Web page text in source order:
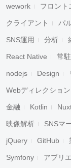
wework フロント
クライアント パ
SNS運用 分析
React Native 常駐
nodejs Design
Webディレクション
金融 Kotlin
映像解析 SNSマ
jQuery GitHub
Symfony アプリ